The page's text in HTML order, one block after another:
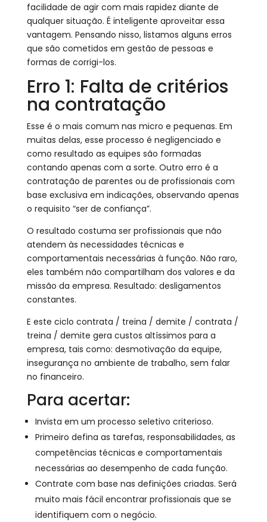
facilidade de agir com mais rapidez diante de
qualquer situação. É inteligente aproveitar essa
vantagem. Pensando nisso, listamos alguns erros
que são cometidos em gestão de pessoas e
formas de corrigi-los.
Erro 1: Falta de critérios
na contratação
Esse é o mais comum nas micro e pequenas. Em
muitas delas, esse processo é negligenciado e
como resultado as equipes são formadas
contando apenas com a sorte. Outro erro é a
contratação de parentes ou de profissionais com
base exclusiva em indicações, observando apenas
o requisito “ser de confiança”.
O resultado costuma ser profissionais que não
atendem às necessidades técnicas e
comportamentais necessárias à função. Não raro,
eles também não compartilham dos valores e da
missão da empresa. Resultado: desligamentos
constantes.
E este ciclo contrata / treina / demite / contrata /
treina / demite gera custos altíssimos para a
empresa, tais como: desmotivação da equipe,
insegurança no ambiente de trabalho, sem falar
no financeiro.
Para acertar:
Invista em um processo seletivo criterioso.
Primeiro defina as tarefas, responsabilidades, as
competências técnicas e comportamentais
necessárias ao desempenho de cada função.
Contrate com base nas definições criadas. Será
muito mais fácil encontrar profissionais que se
identifiquem com o negócio.